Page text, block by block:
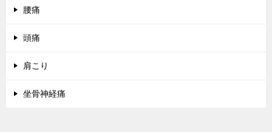
腰痛
頭痛
肩こり
坐骨神経痛